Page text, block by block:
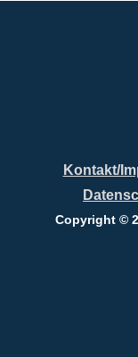
Kontakt/
Copyright ©